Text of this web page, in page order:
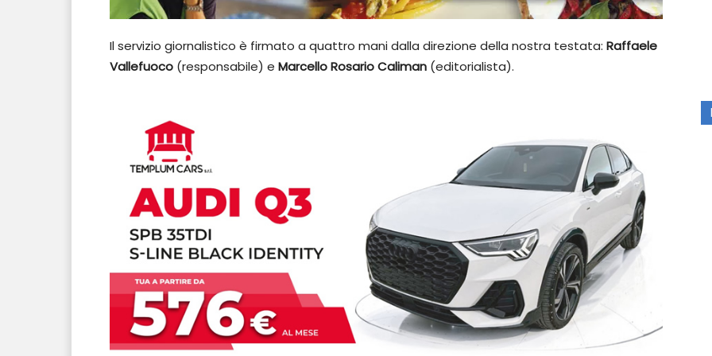
Il servizio giornalistico è firmato a quattro mani dalla direzione della nostra testata: Raffaele
Vallefuoco (responsabile) e Marcello Rosario Caliman (editorialista).